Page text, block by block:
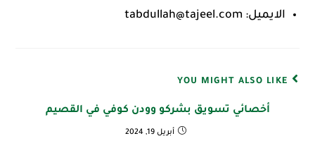
الايميل: tabdullah@tajeel.com
YOU MIGHT ALSO LIKE
أخصائي تسويق بشركو وودن كوفي في القصيم
أبريل 19, 2024